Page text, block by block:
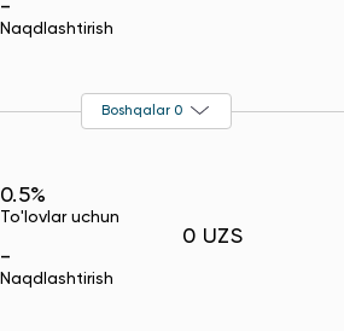
-
Naqdlashtirish
Boshqalar 0
0.5%
To'lovlar uchun
-
Naqdlashtirish
0 UZS